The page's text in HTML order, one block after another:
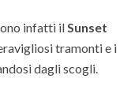
infatti ilSunset
tramonti e i
dagli scogli.